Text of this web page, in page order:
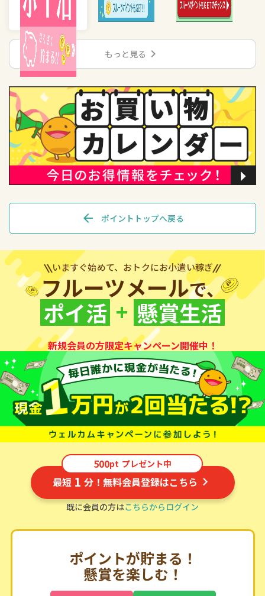
もっと見る chevron_right
arrow_back ポイントトップへ戻る
いますぐ始めて、おトクにお小遣い稼ぎ
フルーツメールで、
ポイ活 + 懸賞生活
新規会員の方限定キャンペーン開催中！
500pt プレゼント中
最短 1 分！無料会員登録はこちら
既に会員の方はこちらからログイン
ポイントが貯まる！
懸賞を楽しむ！